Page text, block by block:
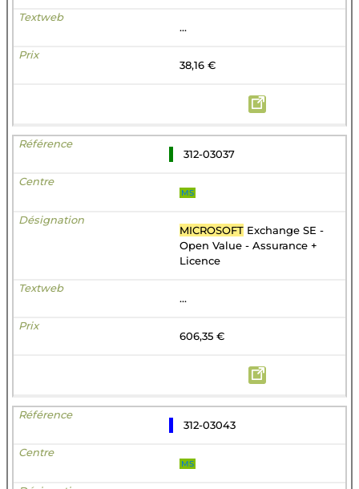
...
38,16 €
312-03037
MS
MICROSOFT Exchange SE -
Open Value - Assurance +
Licence
...
606,35 €
312-03043
MS